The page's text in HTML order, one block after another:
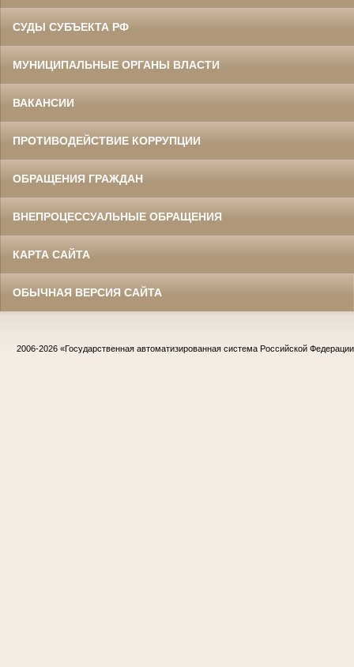
СУДЫ СУБЪЕКТА РФ
МУНИЦИПАЛЬНЫЕ ОРГАНЫ ВЛАСТИ
ВАКАНСИИ
ПРОТИВОДЕЙСТВИЕ КОРРУПЦИИ
ОБРАЩЕНИЯ ГРАЖДАН
ВНЕПРОЦЕССУАЛЬНЫЕ ОБРАЩЕНИЯ
КАРТА САЙТА
ОБЫЧНАЯ ВЕРСИЯ САЙТА
2006-2026 «Государственная автоматизированная система Российской